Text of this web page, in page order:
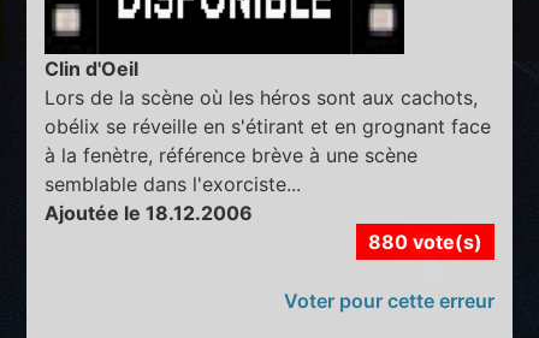
Clin d'Oeil
Lors de la scène où les héros sont aux cachots,
obélix se réveille en s'étirant et en grognant face
à la fenètre, référence brève à une scène
semblable dans l'exorciste...
Ajoutée le 18.12.2006
880 vote(s)
Voter pour cette erreur